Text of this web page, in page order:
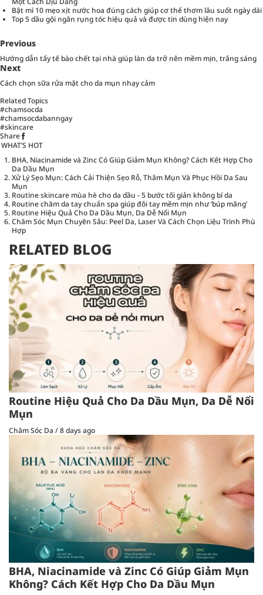
Bật mí 10 mẹo xịt nước hoa đúng cách giúp cơ thể thơm lâu suốt ngày dài
Top 5 dầu gội ngăn rụng tóc hiệu quả và được tin dùng hiện nay
Previous
Hướng dẫn tẩy tế bào chết tại nhà giúp làn da trở nên mềm mịn, trắng sáng
Next
Cách chọn sữa rửa mặt cho da mụn nhạy cảm
Related Topics
#chamsocda
#chamsocdabanngay
#skincare
Share
WHAT’S HOT
BHA, Niacinamide và Zinc Có Giúp Giảm Mụn Không? Cách Kết Hợp Cho
Da Dầu Mụn
Xử Lý Sẹo Mụn: Cách Cải Thiện Sẹo Rỗ, Thâm Mụn Và Phục Hồi Da Sau
Mụn
Routine skincare mùa hè cho da dầu - 5 bước tối giản không bí da
Routine chăm da tay chuẩn spa giúp đôi tay mềm mịn như ‘búp măng’
Routine Hiệu Quả Cho Da Dầu Mụn, Da Dễ Nổi Mụn
Chăm Sóc Mụn Chuyên Sâu: Peel Da, Laser Và Cách Chọn Liệu Trình Phù
Hợp
RELATED BLOG
Routine Hiệu Quả Cho Da Dầu Mụn, Da Dễ Nổi
Mụn
Chăm Sóc Da /8 days ago
BHA, Niacinamide và Zinc Có Giúp Giảm Mụn
Không? Cách Kết Hợp Cho Da Dầu Mụn